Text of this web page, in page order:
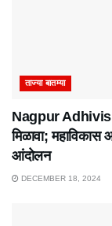
ताज्या बातम्या
Nagpur
मिळावा; महाविकास
आंदोलन
DECEMBER 18, 2024